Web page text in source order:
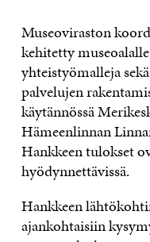
Museoviraston
kehitetty
yhteistyömalleja
palvelujen
käytännössä
Hämeenlinnan
Hankkeen tulokset
hyödynnettävissä.
Hankkeen
ajankohtaisiin